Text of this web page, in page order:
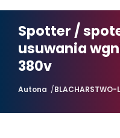
Spotter /
usuwania
380v
Autona BLACHARSTWO-